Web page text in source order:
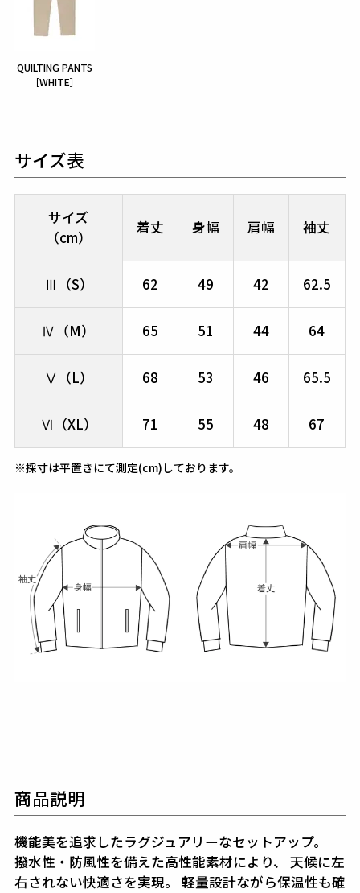
QUILTING PANTS
［WHITE］
サイズ表
サイズ
（cm）
着丈 身幅 肩幅 袖丈
Ⅲ（S） 62 49 42 62.5
Ⅳ（M） 65 51 44 64
Ⅴ（L） 68 53 46 65.5
Ⅵ（XL） 71 55 48 67
※採寸は平置きにて測定(cm)しております。
商品説明
機能美を追求したラグジュアリーなセットアップ。
撥水性・防風性を備えた高性能素材により、 天候に左
右されない快適さを実現。 軽量設計ながら保温性も確